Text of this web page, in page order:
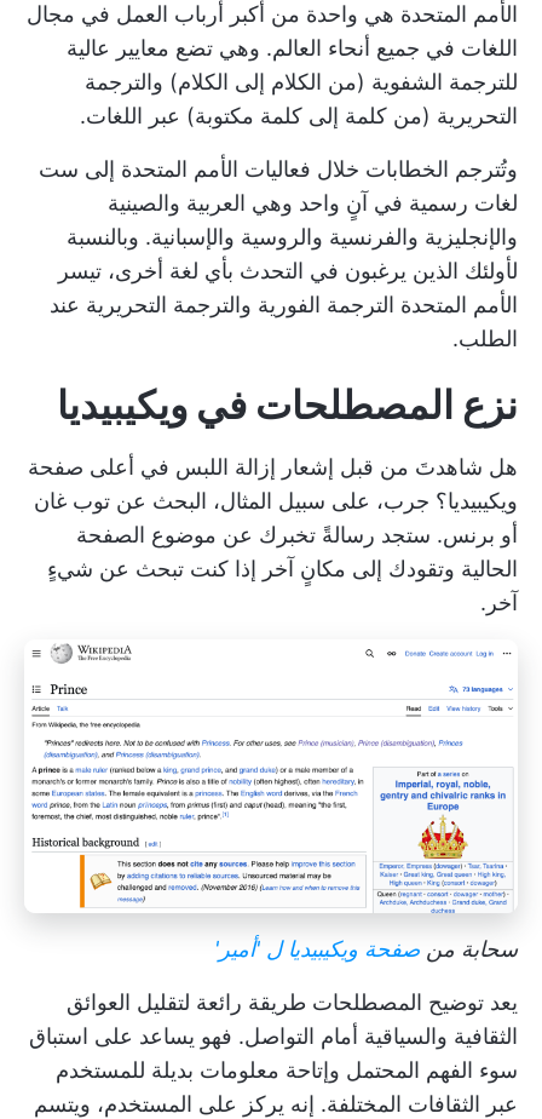
الأمم المتحدة هي واحدة من أكبر أرباب العمل في مجال
اللغات في جميع أنحاء العالم. وهي تضع معايير عالية
للترجمة الشفوية (من الكلام إلى الكلام) والترجمة
التحريرية (من كلمة إلى كلمة مكتوبة) عبر اللغات.
وتُترجم الخطابات خلال فعاليات الأمم المتحدة إلى ست
لغات رسمية في آنٍ واحد وهي العربية والصينية
والإنجليزية والفرنسية والروسية والإسبانية. وبالنسبة
لأولئك الذين يرغبون في التحدث بأي لغة أخرى، تيسر
الأمم المتحدة الترجمة الفورية والترجمة التحريرية عند
الطلب.
نزع المصطلحات في ويكيبيديا
هل شاهدتَ من قبل إشعار إزالة اللبس في أعلى صفحة
ويكيبيديا؟ جرب، على سبيل المثال، البحث عن توب غان
أو برنس. ستجد رسالةً تخبرك عن موضوع الصفحة
الحالية وتقودك إلى مكانٍ آخر إذا كنت تبحث عن شيءٍ
آخر.
سحابة من صفحة ويكيبيديا ل 'أمير'
يعد توضيح المصطلحات طريقة رائعة لتقليل العوائق
الثقافية والسياقية أمام التواصل. فهو يساعد على استباق
سوء الفهم المحتمل وإتاحة معلومات بديلة للمستخدم
عبر الثقافات المختلفة. إنه يركز على المستخدم، ويتسم